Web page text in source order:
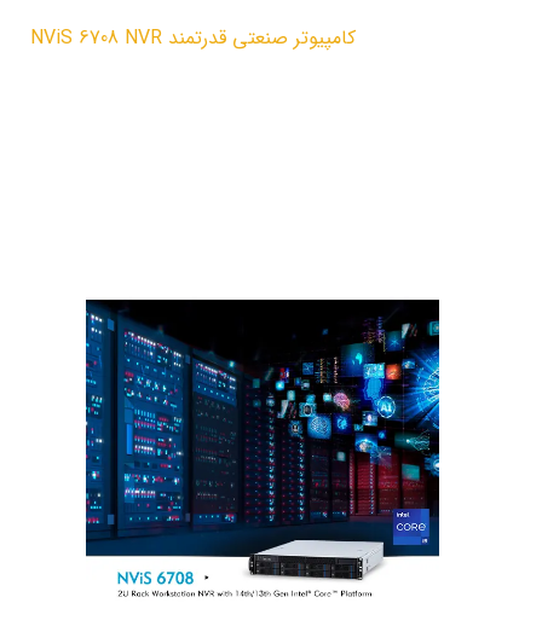
کامپیوتر صنعتی قدرتمند NViS 6708 NVR